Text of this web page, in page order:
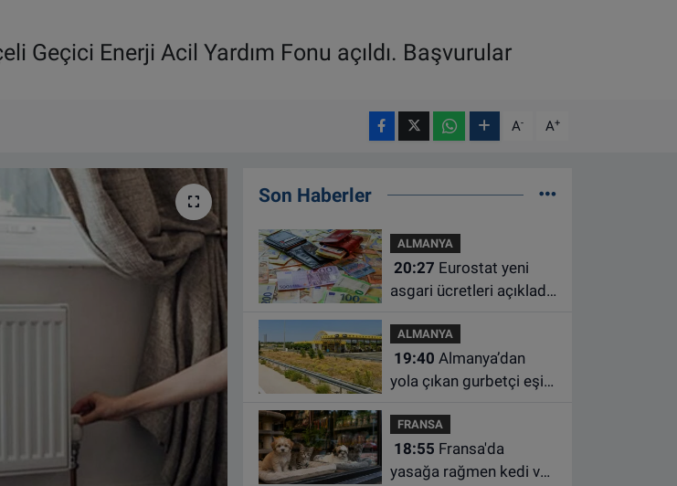
Geçici Enerji Acil Yardım Fonu açıldı. Başvurular
A- A+
Son Haberler
ALMANYA
20:27
asgari ücretleri açıkladı:
sıraya yükseldi
ALMANYA
19:40
yola çıkan gurbetçi eşini
istasyonunda unuttu
FRANSA
18:55
yasağa rağmen kedi ve